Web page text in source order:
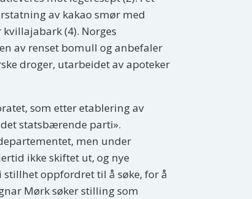
av kakao smør med
(4). Norges
av renset bomull og anbefaler
droger, utarbeidet av apoteker
som etter etablering av
statsbærende parti».
men under
ikke skiftet ut, og nye
oppfordret til å søke, for å
Mørk søker stilling som